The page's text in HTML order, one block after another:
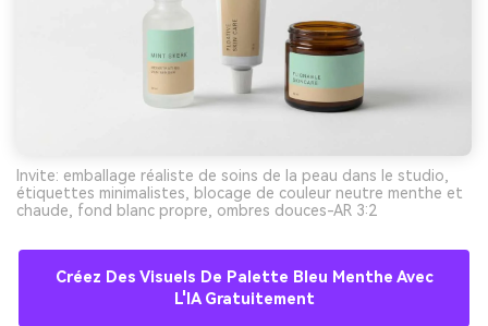
Invite: emballage réaliste de soins de la peau dans le studio,
étiquettes minimalistes, blocage de couleur neutre menthe et
chaude, fond blanc propre, ombres douces-AR 3:2
Créez Des Visuels De Palette Bleu Menthe Avec
L'IA Gratuitement